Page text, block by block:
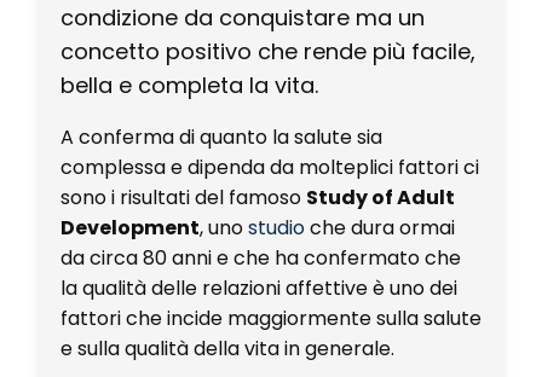
condizione da conquistare ma un
concetto positivo che rende più facile,
bella e completa la vita.
A conferma di quanto la salute sia
complessa e dipenda da molteplici fattori ci
sono i risultati del famoso Study of Adult
Development, unostudioche dura ormai
da circa 80 anni e che ha confermato che
la qualità delle relazioni affettive è uno dei
fattori che incide maggiormente sulla salute
e sulla qualità della vita in generale.